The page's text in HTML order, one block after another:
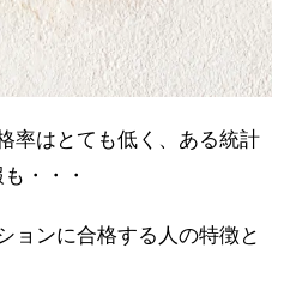
率はとても低く、ある統計
・・・
ョンに合格する人の特徴と